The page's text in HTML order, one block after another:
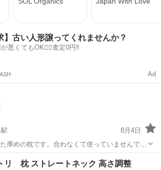
】古い人形譲ってくれませんか？
悪くてもOK🙆‍♀️査定0円‼️
Ad
8月4日
厚めの枕です。合わなくて使っていませんでし
に来てくださる方、よろしくお願いします。
路駅 寝具
リ 枕 ストレートネック 高さ調整